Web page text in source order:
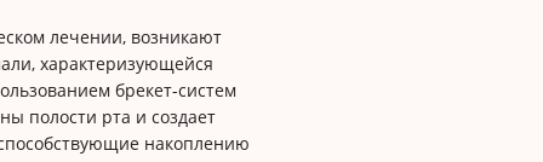
лечении, возникают
характеризующейся
брекет-систем
полости рта и создает
накоплению